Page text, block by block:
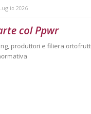
2026
col Ppwr
produttori e filiera